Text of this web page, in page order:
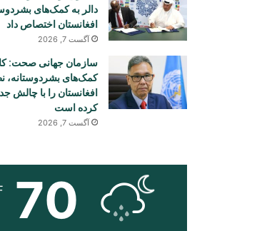
دالر به کمک‌های
افغانستان اختصاص داد
آگست 7, 2026
سازمان جهانی صحت:
کمک‌های بشردوستانه،
افغانستان را با چالش
کرده است
آگست 7, 2026
70